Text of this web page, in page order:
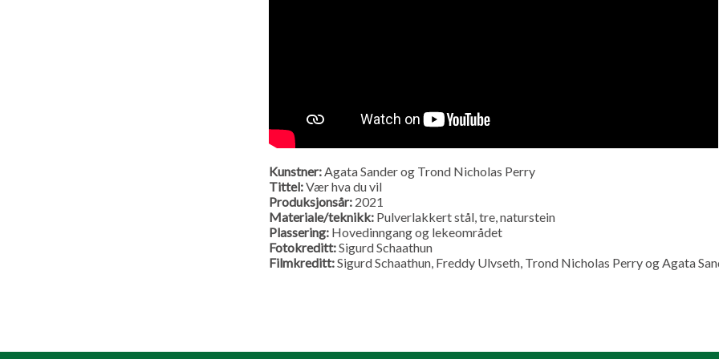
Kunstner:Agata Sander og Trond Nicholas Perry
Tittel:Vær hva du vil
Produksjonsår: 2021
Materiale/teknikk: Pulverlakkert stål, tre, naturstein
Plassering: Hovedinngang og lekeområdet
Fotokreditt:Sigurd Schaathun
Filmkreditt:Sigurd Schaathun, Freddy Ulvseth, Trond Nicholas Perry og Agata